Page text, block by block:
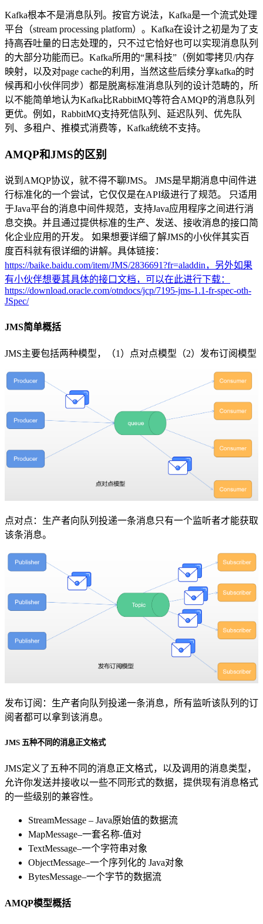
Kafka根本不是消息队列。按官方说法，Kafka是一个流式处理
平台（stream processing platform）。Kafka在设计之初是为了支
持高吞吐量的日志处理的，只不过它恰好也可以实现消息队列
的大部分功能而已。Kafka所用的“黑科技”（例如零拷贝/内存
映射，以及对page cache的利用，当然这些后续分享kafka的时
候再和小伙伴同步）都是脱离标准消息队列的设计范畴的，所
以不能简单地认为Kafka比RabbitMQ等符合AMQP的消息队列
更优。例如，RabbitMQ支持死信队列、延迟队列、优先队
列、多租户、推模式消费等，Kafka统统不支持。
AMQP和JMS的区别
说到AMQP协议，就不得不聊JMS。 JMS是早期消息中间件进
行标准化的一个尝试，它仅仅是在API级进行了规范。 只适用
于Java平台的消息中间件规范，支持Java应用程序之间进行消
息交换。并且通过提供标准的生产、发送、接收消息的接口简
化企业应用的开发。 如果想要详细了解JMS的小伙伴其实百
度百科就有很详细的讲解。具体链接：
https://baike.baidu.com/item/JMS/2836691?fr=aladdin，另外如果
有小伙伴想要其具体的接口文档，可以在此进行下载：
https://download.oracle.com/otndocs/jcp/7195-jms-1.1-fr-spec-oth-
JSpec/
JMS简单概括
JMS主要包括两种模型，（1）点对点模型（2）发布订阅模型
点对点：生产者向队列投递一条消息只有一个监听者才能获取
该条消息。
发布订阅：生产者向队列投递一条消息，所有监听该队列的订
阅者都可以拿到该消息。
JMS 五种不同的消息正文格式
JMS定义了五种不同的消息正文格式，以及调用的消息类型，
允许你发送并接收以一些不同形式的数据，提供现有消息格式
的一些级别的兼容性。
StreamMessage – Java原始值的数据流
MapMessage–一套名称-值对
TextMessage–一个字符串对象
ObjectMessage–一个序列化的 Java对象
BytesMessage–一个字节的数据流
AMQP模型概括